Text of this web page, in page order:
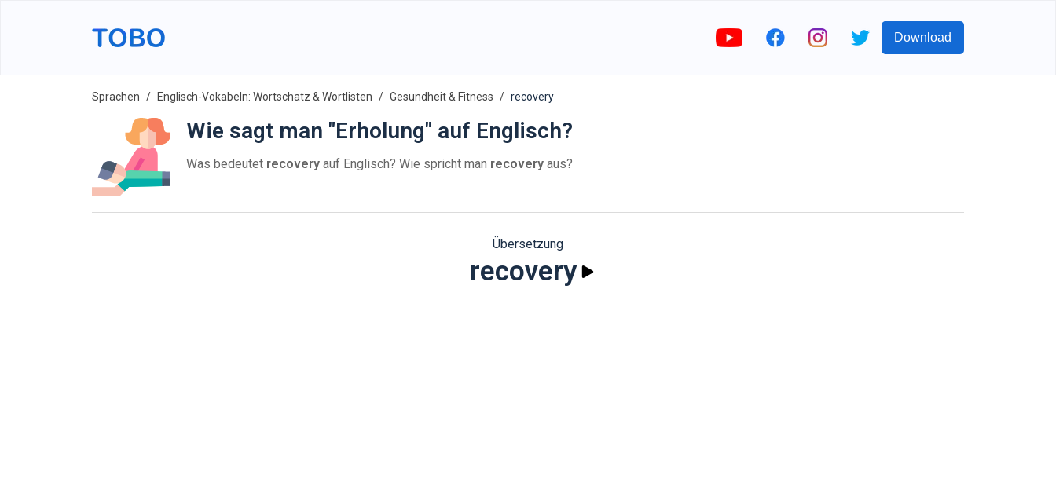
Download
Sprachen Englisch-Vokabeln: Wortschatz & Wortlisten Gesundheit & Fitness recovery
Wie sagt man "Erholung" auf Englisch?
Was bedeutet recovery auf Englisch? Wie spricht man recovery aus?
Übersetzung
recovery